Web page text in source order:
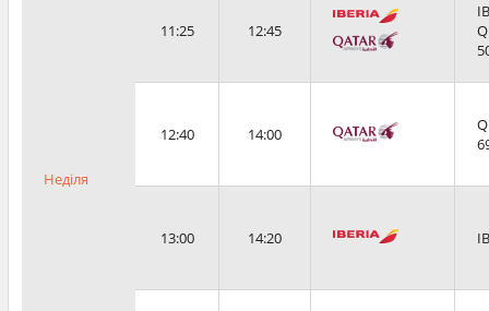
Неділя
11:25 12:45
12:40 14:00
13:00 14:20